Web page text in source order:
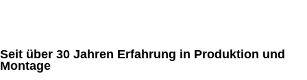
Seit über 30 Jahren Erfahrung in Produktion und
Montage